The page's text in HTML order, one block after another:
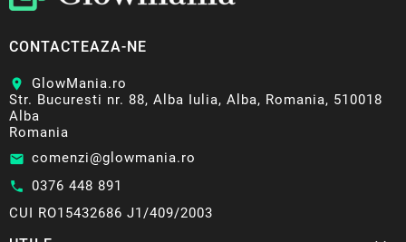
CONTACTEAZA-NE
location_on
GlowMania.ro
Str. Bucuresti nr. 88, Alba Iulia, Alba, Romania, 510018
Alba
Romania
email comenzi@glowmania.ro
call 0376 448 891
CUI RO15432686 J1/409/2003